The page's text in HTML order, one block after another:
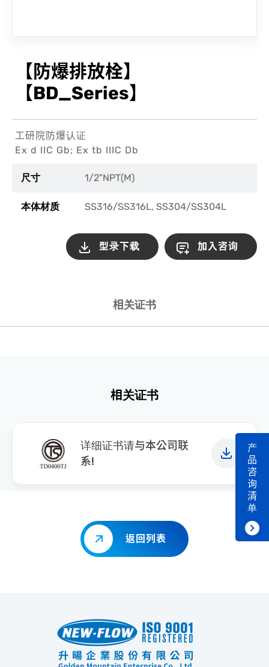
【防爆排放栓】
【BD_Series】
工研院防爆认证
Ex d IIC Gb; Ex tb IIIC Db
尺寸 1/2"NPT(M)
本体材质 SS316/SS316L, SS304/SS304L
型录下载 加入咨询
相关证书
相关证书
详细证书请与本公司联
系!
返回列表
产
品
咨
询
清
单